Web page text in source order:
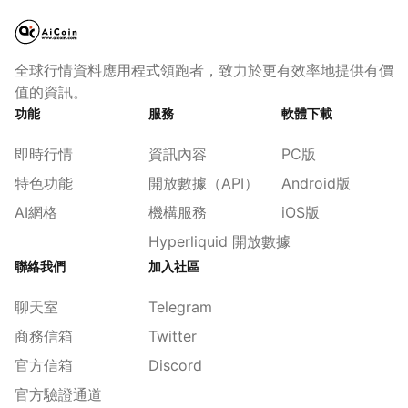
全球行情資料應用程式領跑者，致力於更有效率地提供有價
值的資訊。
功能
即時行情
特色功能
AI網格
服務
資訊內容
開放數據（API）
機構服務
Hyperliquid 開放數據
軟體下載
PC版
Android版
iOS版
聯絡我們
聊天室
商務信箱
官方信箱
官方驗證通道
加入社區
Telegram
Twitter
Discord